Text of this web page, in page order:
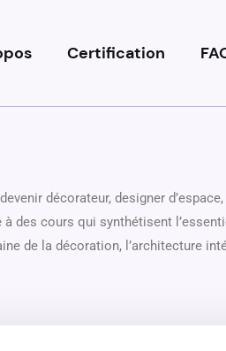
Certification
décorateur, designer
à des cours qui synthétisent
de la décoration, l’architecture